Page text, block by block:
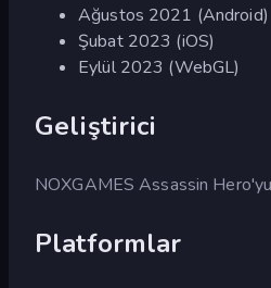
Ağustos 2021 (Android)
Şubat 2023 (iOS)
Eylül 2023 (WebGL)
Geliştirici
NOXGAMES Assassin
Platformlar